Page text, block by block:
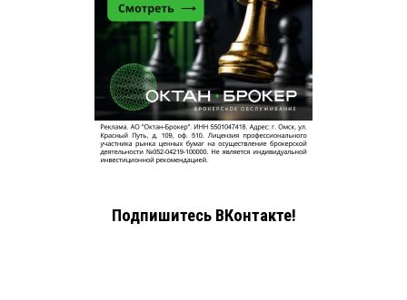
Подпишитесь ВКонтакте!